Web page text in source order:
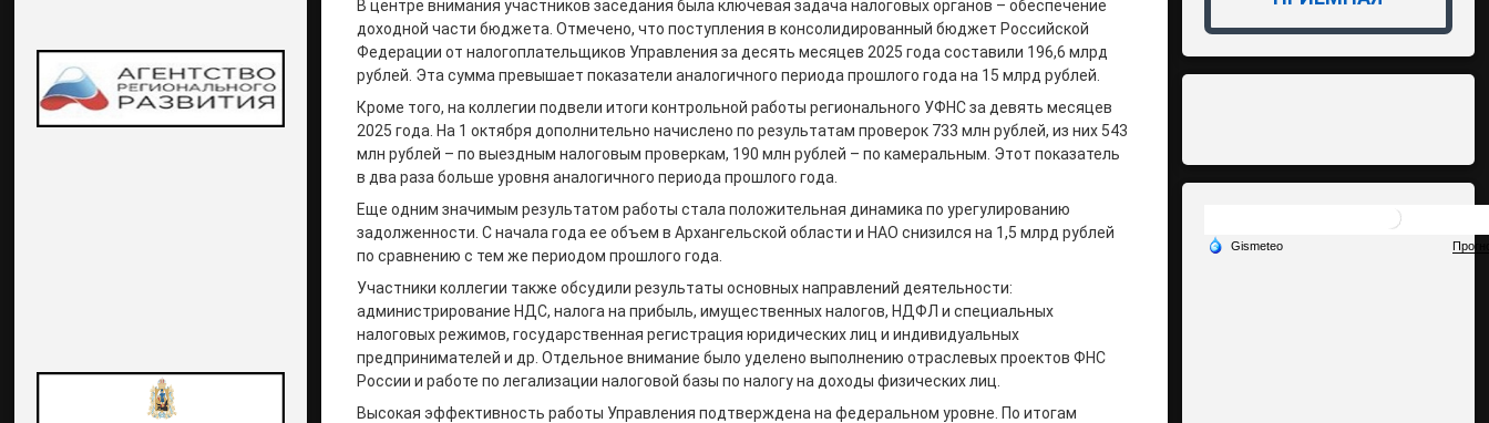
В центре внимания участников заседания была ключевая задача налоговых органов – обеспечение
доходной части бюджета. Отмечено, что поступления в консолидированный бюджет Российской
Федерации от налогоплательщиков Управления за десять месяцев 2025 года составили 196,6 млрд
рублей. Эта сумма превышает показатели аналогичного периода прошлого года на 15 млрд рублей.
Кроме того, на коллегии подвели итоги контрольной работы регионального УФНС за девять месяцев
2025 года. На 1 октября дополнительно начислено по результатам проверок 733 млн рублей, из них 543
млн рублей – по выездным налоговым проверкам, 190 млн рублей – по камеральным. Этот показатель
в два раза больше уровня аналогичного периода прошлого года.
Еще одним значимым результатом работы стала положительная динамика по урегулированию
задолженности. С начала года ее объем в Архангельской области и НАО снизился на 1,5 млрд рублей
по сравнению с тем же периодом прошлого года.
Участники коллегии также обсудили результаты основных направлений деятельности:
администрирование НДС, налога на прибыль, имущественных налогов, НДФЛ и специальных
налоговых режимов, государственная регистрация юридических лиц и индивидуальных
предпринимателей и др. Отдельное внимание было уделено выполнению отраслевых проектов ФНС
России и работе по легализации налоговой базы по налогу на доходы физических лиц.
Высокая эффективность работы Управления подтверждена на федеральном уровне. По итогам